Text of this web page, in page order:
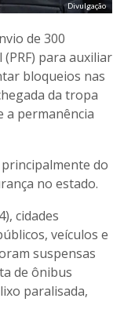
Divulgação
de 300
para auxiliar
bloqueios nas
da tropa
a permanência
principalmente do
no estado.
cidades
veículos e
suspensas
de ônibus
paralisada,